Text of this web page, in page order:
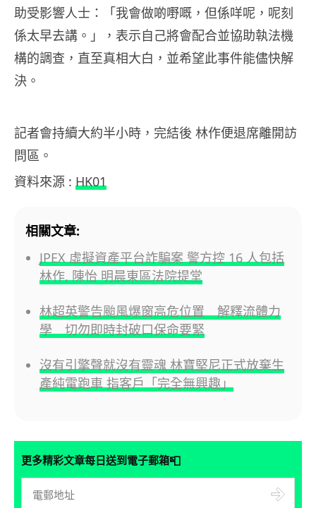
助受影響人士：「我會做啲嘢嘅，但係咩呢，呢刻
係太早去講。」，表示自己將會配合並協助執法機
構的調查，直至真相大白，並希望此事件能儘快解
決。
記者會持續大約半小時，完結後 林作便退席離開訪
問區。
資料來源 : HK01
相關文章:
JPEX 虛擬資產平台詐騙案 警方控 16 人包括
林作, 陳怡 明晨東區法院提堂
林超英警告颱風爆窗高危位置 解釋流體力
學 切勿即時封破口保命要緊
沒有引擎聲就沒有靈魂 林寶堅尼正式放棄生
產純電跑車 指客戶「完全無興趣」
更多精彩文章每日送到電子郵箱📮